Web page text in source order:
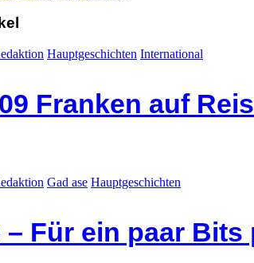
Hauptgeschichten International
Franken auf
Gad ase Hauptgeschichten
– Für ein paar